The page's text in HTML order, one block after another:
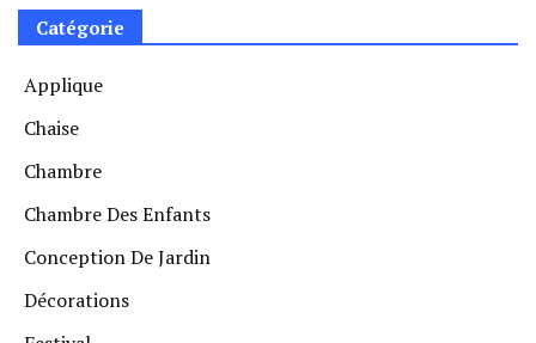
Catégorie
Applique
Chaise
Chambre
Chambre Des Enfants
Conception De Jardin
Décorations